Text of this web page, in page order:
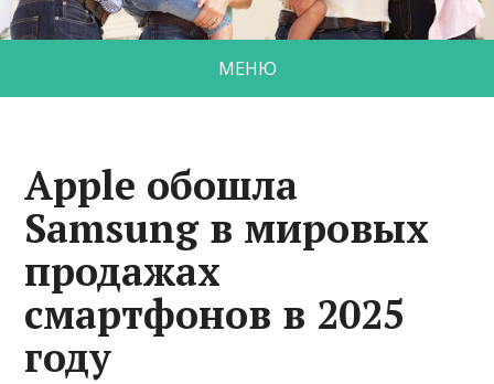
МЕНЮ
Apple обошла
Samsung в мировых
продажах
смартфонов в 2025
году